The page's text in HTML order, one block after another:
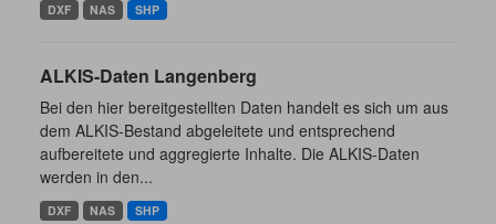
DXF NAS SHP
ALKIS-Daten Langenberg
Bei den hier bereitgestellten Daten handelt es sich um aus
dem ALKIS-Bestand abgeleitete und entsprechend
aufbereitete und aggregierte Inhalte. Die ALKIS-Daten
werden in den...
DXF NAS SHP